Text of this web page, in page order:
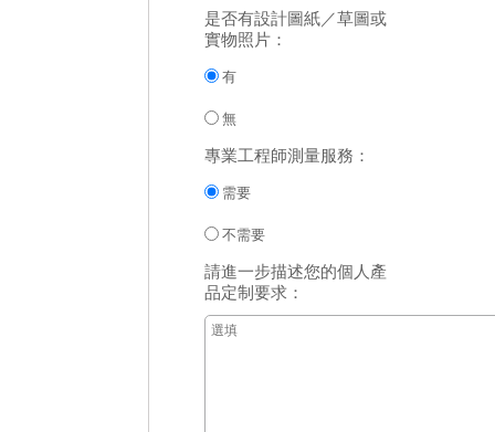
是否有設計圖紙／草圖或
實物照片：
有
無
專業工程師測量服務：
需要
不需要
請進一步描述您的個人產
品定制要求：